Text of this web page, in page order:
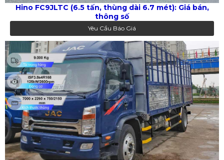
Hino FC9JLTC (6.5 tấn, thùng dài 6.7 mét): Giá bán,
thông số
Yêu Cầu Báo Giá